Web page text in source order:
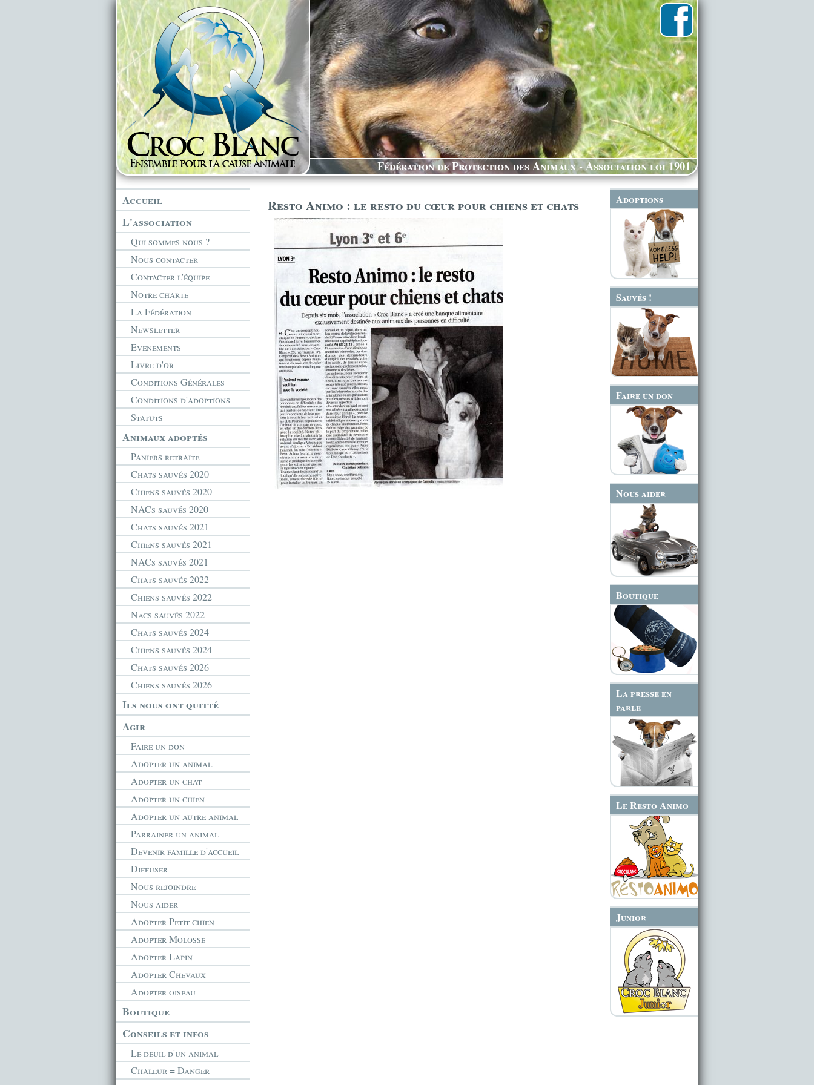
Fédération de Protection des Animaux - Association loi 1901
Accueil
L'association
Qui sommes nous ?
Nous contacter
Contacter l'équipe
Notre charte
La Fédération
Newsletter
Evenements
Livre d'or
Conditions Générales
Conditions d'adoptions
Statuts
Animaux adoptés
Paniers retraite
Chats sauvés 2020
Chiens sauvés 2020
NACs sauvés 2020
Chats sauvés 2021
Chiens sauvés 2021
NACs sauvés 2021
Chats sauvés 2022
Chiens sauvés 2022
Nacs sauvés 2022
Chats sauvés 2024
Chiens sauvés 2024
Chats sauvés 2026
Chiens sauvés 2026
Ils nous ont quitté
Agir
Faire un don
Adopter un animal
Adopter un chat
Adopter un chien
Adopter un autre animal
Parrainer un animal
Devenir famille d'accueil
Diffuser
Nous rejoindre
Nous aider
Adopter Petit chien
Adopter Molosse
Adopter Lapin
Adopter Chevaux
Adopter oiseau
Boutique
Conseils et infos
Le deuil d'un animal
Chaleur = Danger
Adoptions
Sauvés !
Faire un don
Nous aider
Boutique
La presse en
parle
Le Resto Animo
Junior
Resto Animo : le resto du cœur pour chiens et chats